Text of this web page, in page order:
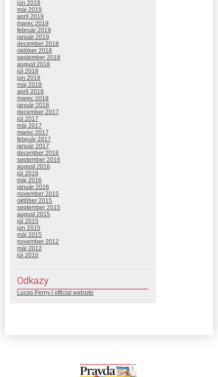
jún 2019
máj 2019
apríl 2019
marec 2019
február 2019
január 2019
december 2018
október 2018
september 2018
august 2018
júl 2018
jún 2018
máj 2018
apríl 2018
marec 2018
január 2018
december 2017
júl 2017
máj 2017
marec 2017
február 2017
január 2017
december 2016
september 2016
august 2016
júl 2016
máj 2016
január 2016
november 2015
október 2015
september 2015
august 2015
júl 2015
jún 2015
máj 2015
november 2012
máj 2012
júl 2010
Odkazy
Lucas Perny l official website